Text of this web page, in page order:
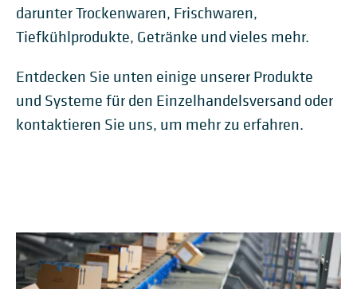
darunter Trockenwaren, Frischwaren,
Tiefkühlprodukte, Getränke und vieles mehr.
Entdecken Sie unten einige unserer Produkte
und Systeme für den Einzelhandelsversand oder
kontaktieren Sie uns, um mehr zu erfahren.